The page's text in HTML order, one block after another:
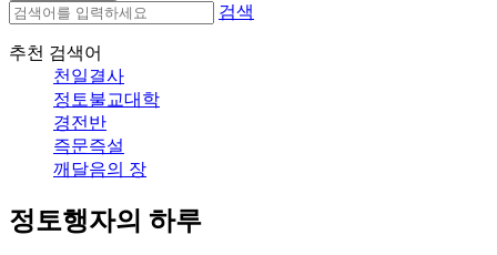
검색
추천 검색어
천일결사
정토불교대학
경전반
즉문즉설
깨달음의 장
정토행자의 하루